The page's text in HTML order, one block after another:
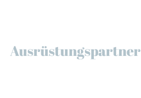
Ausrüstungspartner